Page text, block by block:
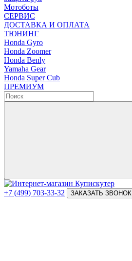
Мотоботы
СЕРВИС
ДОСТАВКА И ОПЛАТА
ТЮНИНГ
Honda Gyro
Honda Zoomer
Honda Benly
Yamaha Gear
Honda Super Cub
ПРЕМИУМ
+7 (499) 703-33-32 ЗАКАЗАТЬ ЗВОНОК